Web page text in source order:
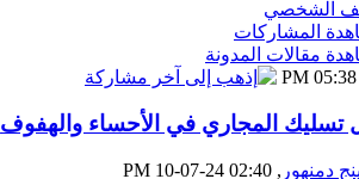
الشخصي
المشاركات
مقالات المدونة
05:38 PM
تسليك المجاري في الأحساء والهفوف
دمنهور ‏, 10-07-24 02:40 PM